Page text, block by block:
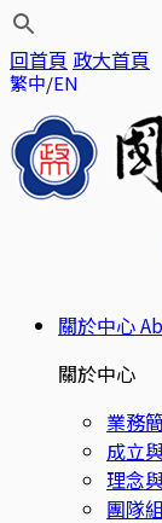
回首頁 政大首頁
繁中 EN
關於中心
關於中心
業務
成立
理念
團隊